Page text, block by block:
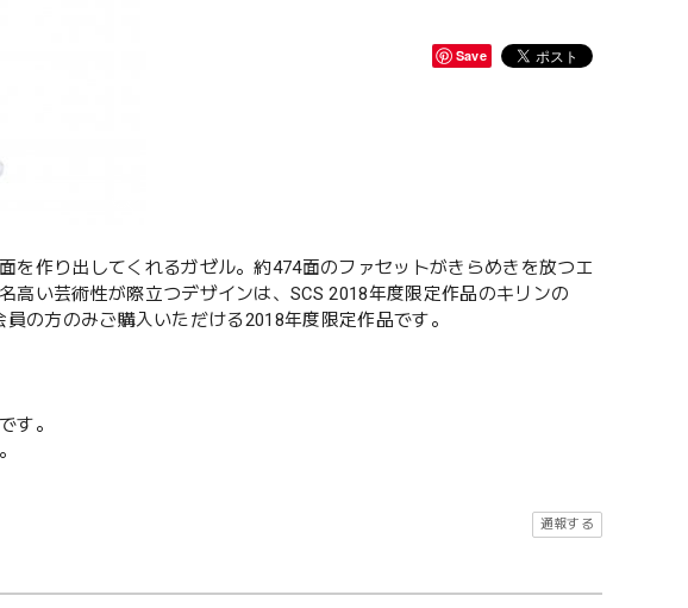
Save
を作り出してくれるガゼル。約474面のファセットがきらめきを放つエ
高い芸術性が際立つデザインは、SCS 2018年度限定作品のキリンの
の方のみご購入いただける2018年度限定作品です。
す。
通報する